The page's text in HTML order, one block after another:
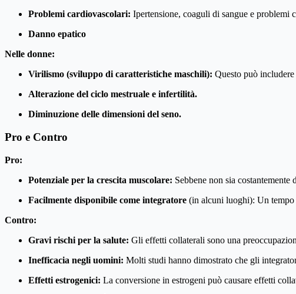
Problemi cardiovascolari: Ipertensione, coaguli di sangue e problemi
Danno epatico
Nelle donne:
Virilismo (sviluppo di caratteristiche maschili): Questo può
Alterazione del ciclo mestruale e infertilità.
Diminuzione delle dimensioni del seno.
Pro e Contro
Pro:
Potenziale per la crescita muscolare: Sebbene non sia
Facilmente disponibile come integratore (in alcuni luoghi): Un tempo
Contro:
Gravi rischi per la salute: Gli effetti collaterali sono una
Inefficacia negli uomini: Molti studi hanno dimostrato che gli
Effetti estrogenici: La conversione in estrogeni può causare effetti